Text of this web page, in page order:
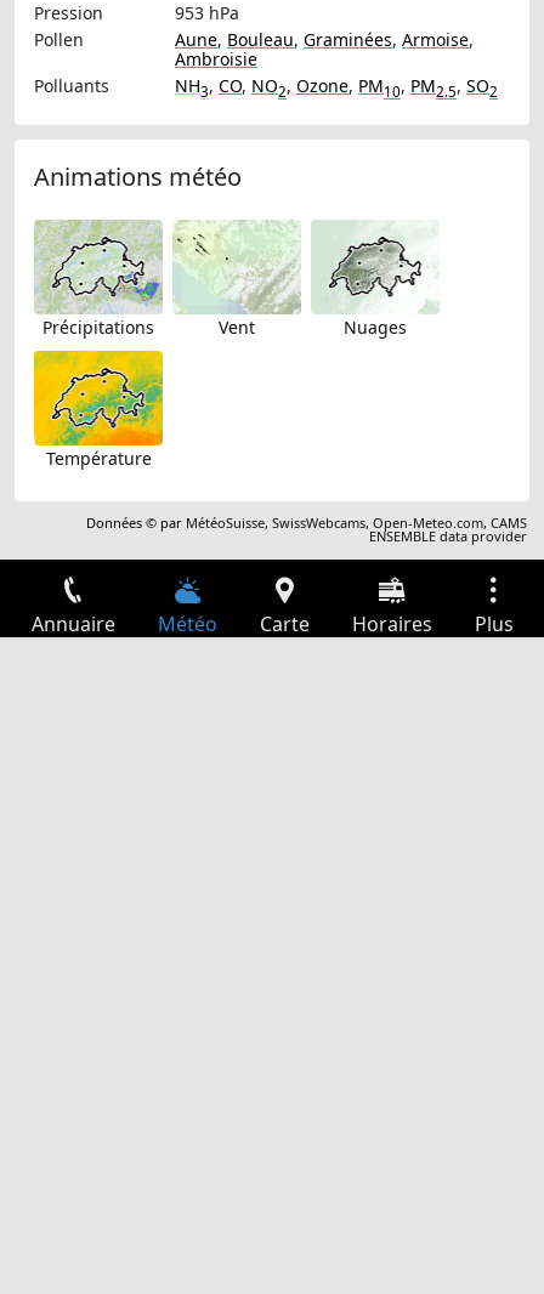
Pression
953 hPa
Pollen
Aune, Bouleau, Graminées, Armoise,
Ambroisie
Polluants
NH3, CO, NO2, Ozone, PM10, PM2.5, SO2
Animations météo
Précipitations Vent Nuages
Température
Données © par MétéoSuisse,SwissWebcams,Open-Meteo.com,CAMS
ENSEMBLE data provider
Annuaire Météo Carte Horaires Plus